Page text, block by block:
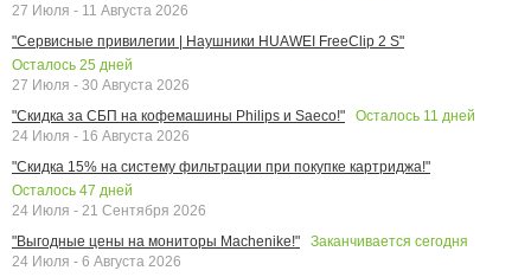
27 Июля - 11 Августа 2026
"Сервисные привилегии | Наушники HUAWEI FreeClip 2 S"
Осталось 25 дней
27 Июля - 30 Августа 2026
"Скидка за СБП на кофемашины Philips и Saeco!"
Осталось 11 дней
24 Июля - 16 Августа 2026
"Скидка 15% на систему фильтрации при покупке картриджа!"
Осталось 47 дней
24 Июля - 21 Сентября 2026
"Выгодные цены на мониторы Machenike!"
Заканчивается сегодня
24 Июля - 6 Августа 2026